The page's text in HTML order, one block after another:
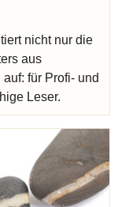
nicht nur die
aus
für Profi- und
Leser.